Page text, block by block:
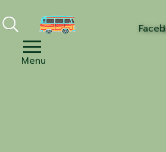
Menu